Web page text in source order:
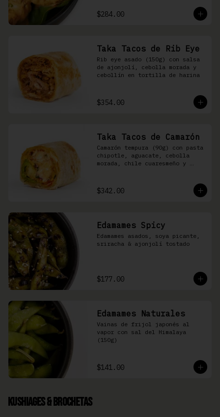
$284.00
Taka Tacos de Rib Eye
Rib eye asado (150g) con salsa
de ajonjolí, cebolla morada y
cebollín en tortilla de harina
$354.00
Taka Tacos de Camarón
Camarón tempura (90g) con pasta
chipotle, aguacate, cebolla
morada, chile cuaresmeño y
$342.00
Edamames Spicy
Edamames asados, soya picante,
sriracha & ajonjolí tostado
$177.00
Edamames Naturales
Vainas de frijol japonés al
vapor con sal del Himalaya
(150g)
$141.00
Kushiages & Brochetas